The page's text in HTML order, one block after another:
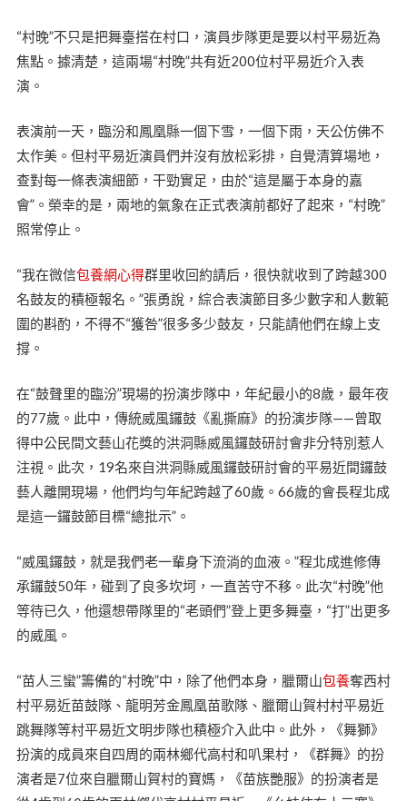
“村晚”不只是把舞臺搭在村口，演員步隊更是要以村平易近為
焦點。據清楚，這兩場“村晚”共有近200位村平易近介入表
演。
表演前一天，臨汾和鳳凰縣一個下雪，一個下雨，天公仿佛不
太作美。但村平易近演員們并沒有放松彩排，自覺清算場地，
查對每一條表演細節，干勁實足，由於“這是屬于本身的嘉
會”。榮幸的是，兩地的氣象在正式表演前都好了起來，“村晚”
照常停止。
“我在微信包養網心得群里收回約請后，很快就收到了跨越300
名鼓友的積極報名。”張勇說，綜合表演節目多少數字和人數範
圍的斟酌，不得不“獲咎”很多多少鼓友，只能請他們在線上支
撐。
在“鼓聲里的臨汾”現場的扮演步隊中，年紀最小的8歲，最年夜
的77歲。此中，傳統威風鑼鼓《亂撕麻》的扮演步隊——曾取
得中公民間文藝山花獎的洪洞縣威風鑼鼓研討會非分特別惹人
注視。此次，19名來自洪洞縣威風鑼鼓研討會的平易近間鑼鼓
藝人離開現場，他們均勻年紀跨越了60歲。66歲的會長程北成
是這一鑼鼓節目標“總批示”。
“威風鑼鼓，就是我們老一輩身下流淌的血液。”程北成進修傳
承鑼鼓50年，碰到了良多坎坷，一直苦守不移。此次“村晚”他
等待已久，他還想帶隊里的“老頭們”登上更多舞臺，“打”出更多
的威風。
“苗人三蠻”籌備的“村晚”中，除了他們本身，臘爾山包養奪西村
村平易近苗鼓隊、龍明芳金鳳凰苗歌隊、臘爾山賀村村平易近
跳舞隊等村平易近文明步隊也積極介入此中。此外，《舞獅》
扮演的成員來自四周的兩林鄉代高村和叭果村，《群舞》的扮
演者是7位來自臘爾山賀村的寶媽，《苗族艷服》的扮演者是